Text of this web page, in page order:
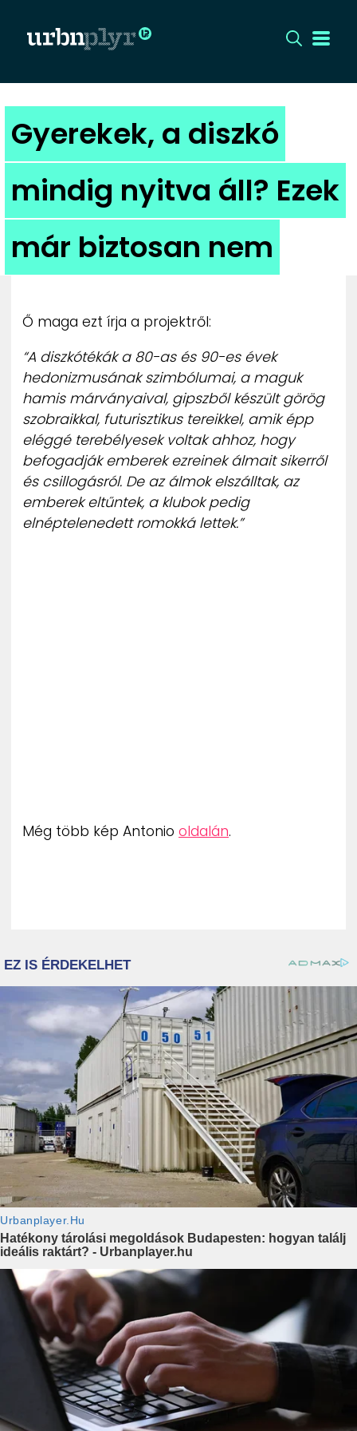
CÍMLAP
DIZÁJN
DIVAT
HIP
UTCA
ZENE
MÉDIAAJÁNLAT
IMPRESSZUM
PR-ARCHÍVUM
ADATKEZELÉSI TÁJÉKOZTATÓ
Gyerekek, a diszkó
mindig nyitva áll? Ezek
már biztosan nem
Ő maga ezt írja a projektről:
“A diszkótékák a 80-as és 90-es évek
hedonizmusának szimbólumai, a maguk
hamis márványaival, gipszből készült görög
szobraikkal, futurisztikus tereikkel, amik épp
eléggé terebélyesek voltak ahhoz, hogy
befogadják emberek ezreinek álmait sikerről
és csillogásról. De az álmok elszálltak, az
emberek eltűntek, a klubok pedig
elnéptelenedett romokká lettek.”
Még több kép Antonio oldalán.